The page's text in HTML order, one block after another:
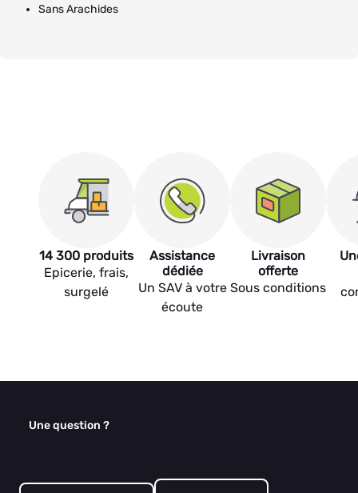
Sans Arachides
14 300 produits
Epicerie, frais,
surgelé
Assistance
dédiée
Un SAV à votre
écoute
Livraison
offerte
Sous conditions
Une question ?